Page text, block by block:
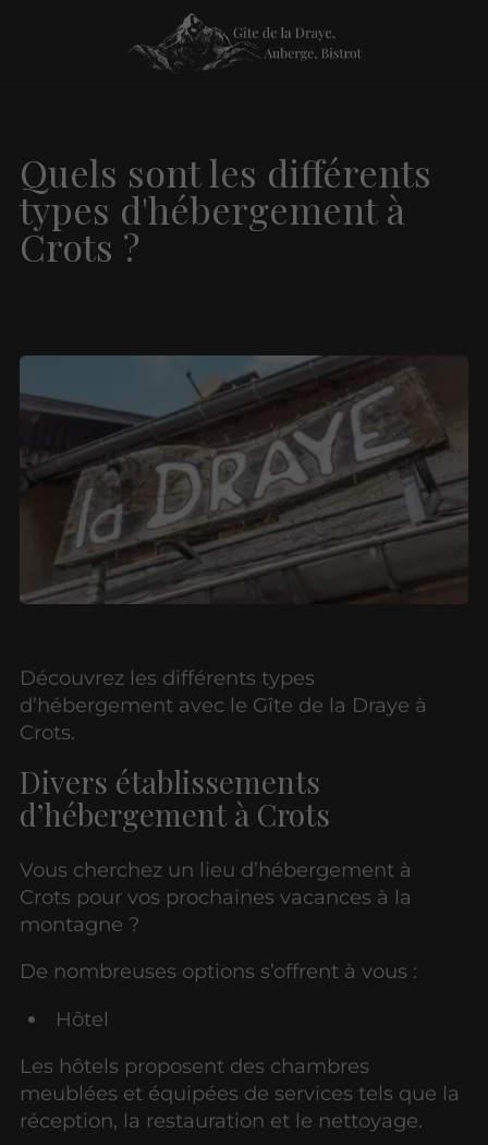
Quels sont les différents
types d'hébergement à
Crots ?
Découvrez les différents types
d’hébergement avec le Gîte de la Draye à
Crots.
Divers établissements
d’hébergement à Crots
Vous cherchez un lieu d’hébergement à
Crots pour vos prochaines vacances à la
montagne ?
De nombreuses options s’offrent à vous :
Hôtel
Les hôtels proposent des chambres
meublées et équipées de services tels que la
réception, la restauration et le nettoyage.